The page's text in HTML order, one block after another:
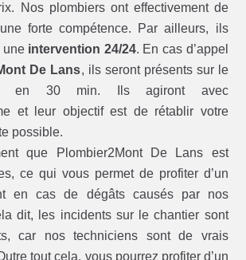
Nos plombiers ont effectivement de
une forte compétence. Par ailleurs, ils
une intervention 24/24. En cas d’appel
De Lans, ils seront présents sur le
en 30 min. Ils agiront avec
et leur objectif est de rétablir votre
possible.
que Plombier2Mont De Lans est
ce qui vous permet de profiter d’un
en cas de dégâts causés par nos
dit, les incidents sur le chantier sont
car nos techniciens sont de vrais
tout cela, vous pourrez profiter d’un